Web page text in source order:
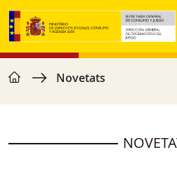
Vés al contingut
Fil d'ariadna
home Novetats